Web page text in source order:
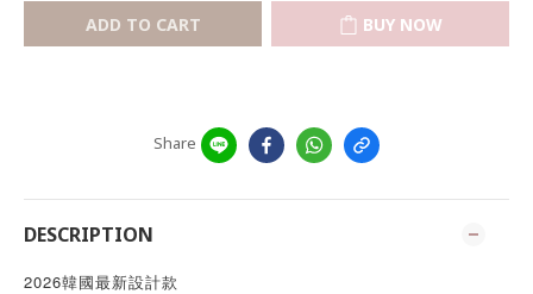
ADD TO CART BUY NOW
Share
DESCRIPTION
2026韓國最新設計款